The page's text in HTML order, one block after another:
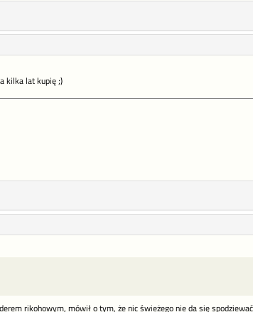
kilka lat kupię ;)
rikohowym, mówił o tym, że nic świeżego nie da się